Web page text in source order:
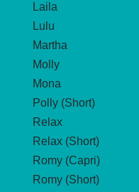
Laila
Lulu
Martha
Molly
Mona
Polly (Short)
Relax
Relax (Short)
Romy (Capri)
Romy (Short)